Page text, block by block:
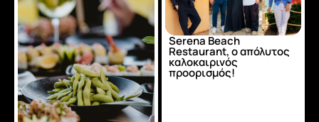
Serena Beach
Restaurant, ο απόλυτος
καλοκαιρινός
προορισμός!